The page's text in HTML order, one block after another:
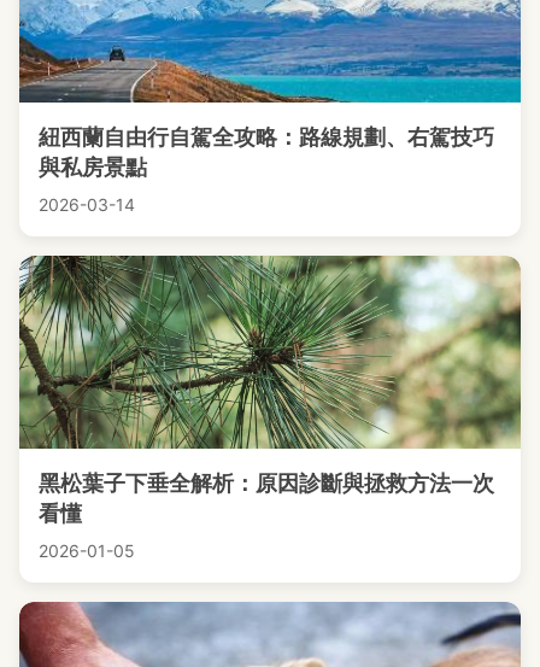
紐西蘭自由行自駕全攻略：路線規劃、右駕技巧
與私房景點
2026-03-14
黑松葉子下垂全解析：原因診斷與拯救方法一次
看懂
2026-01-05